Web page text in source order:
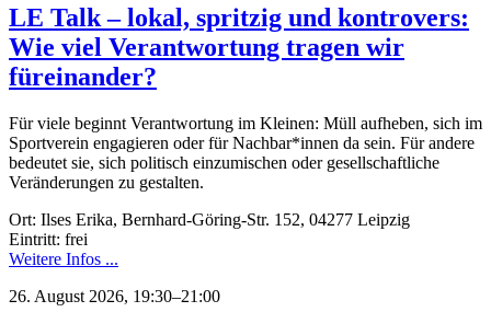
LE Talk – lokal, spritzig und kontrovers:
Wie viel Verantwortung tragen wir
füreinander?
Für viele beginnt Verantwortung im Kleinen: Müll aufheben, sich im
Sportverein engagieren oder für Nachbar*innen da sein. Für andere
bedeutet sie, sich politisch einzumischen oder gesellschaftliche
Veränderungen zu gestalten.
Ort: Ilses Erika, Bernhard-Göring-Str. 152, 04277 Leipzig
Eintritt: frei
Weitere Infos ...
26. August 2026, 19:30–21:00